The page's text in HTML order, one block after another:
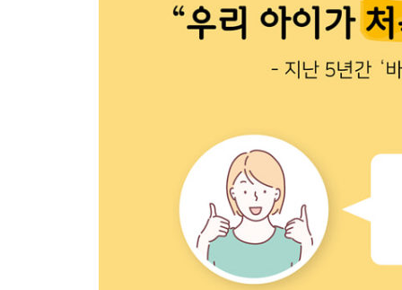
47 자연수의 곱셈처럼 계산한 다음 소수점을 콕!
48 소수끼리의 곱셈 한 번 더!
49 소수의 곱셈 완벽하게 끝내기
52 생활 속 연산 - 소수의 곱셈
+ 넷째 마당 통과 문제
다섯째 마당. 평균과 가능성
53 평균은 자룟값의 합을 자료의 수로 나눈 값
54 표를 보고 자료의 평균 구하기
55 자룟값의 합을 구하고 나머지 자료를 모두 빼자